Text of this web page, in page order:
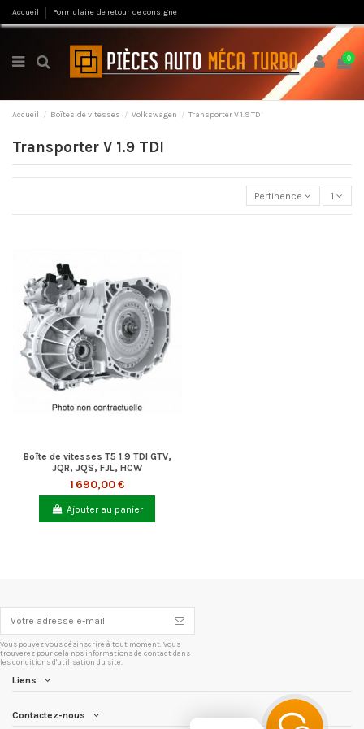
Accueil Formulaire de retour de consigne
0
Accueil Boîtes de vitesses Volkswagen Transporter V 1.9 TDI
Transporter V 1.9 TDI
Pertinence 1
Boîte de vitesses T5 1.9 TDI GTV,
JQR, JQS, FJL, HCW
1 690,00 €
Ajouter au panier
Vous pouvez vous désinscrire à tout moment. Vous
trouverez pour cela nos informations de contact dans
les conditions d'utilisation du site.
Liens
Contactez-nous